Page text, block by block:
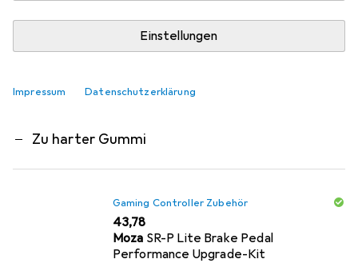
Einstellungen
Impressum Datenschutzerklärung
Verbessert das Bremsverhalten enorm
Zu harter Gummi
Gaming Controller Zubehör
EUR
43,78
Moza SR-P Lite Brake Pedal
Performance Upgrade-Kit